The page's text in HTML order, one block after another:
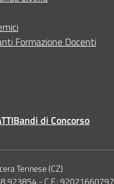
Formazione Docenti
Bandi di Concorso
Terinese (CZ)
923854 - C.F.: 92021660797